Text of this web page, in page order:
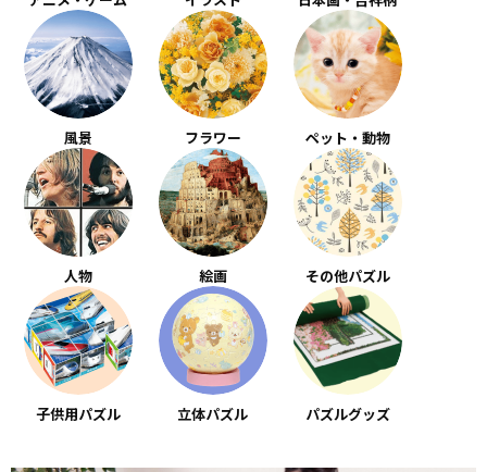
風景 フラワー ペット・動物
人物 絵画 その他パズル
子供用パズル 立体パズル パズルグッズ